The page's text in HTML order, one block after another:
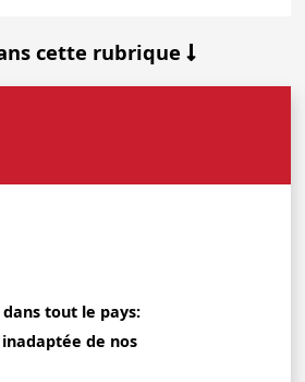
cette rubrique
tout le pays:
de nos